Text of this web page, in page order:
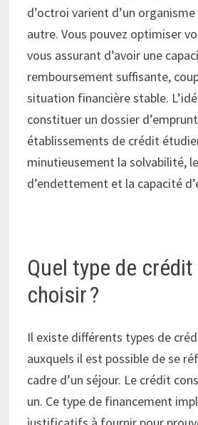
d’octroi varient d’un
autre. Vous pouvez optimiser
vous assurant d’avoir une
remboursement suffisante,
situation financière stable.
constituer un dossier
établissements de crédit
minutieusement la solvabilité,
d’endettement et la capacité
Quel type de
choisir ?
Il existe différents types de
auxquels il est possible de se
cadre d’un séjour. Le crédit
un. Ce type de financement